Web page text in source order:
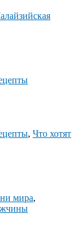
, Что хотят
мира,